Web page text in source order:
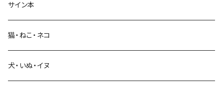
生活・暮らし
サイン本
猫・ねこ・ネコ
犬・いぬ・イヌ